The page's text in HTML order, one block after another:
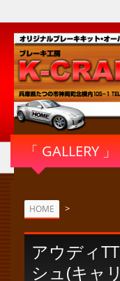
「 GALLERY
HOME >
アウディ
シュ(キャ